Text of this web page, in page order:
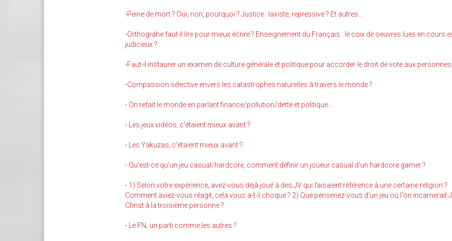
-Peine de mort ? Oui, non, pourquoi ? Justice : laxiste, repressive ? Et autres...
-Orthograhe faut-il lire pour mieux écrire ? Enseignement du Français : le coix de oeuvres lues en cours
judicieux ?
-Faut-il instaurer un examen de culture générale et politique pour accorder le droit de vote aux personnes
-Compassion sélective envers les catastrophes naturelles à travers le monde ?
- On refait le monde en parlant finance/pollution/dette et politique...
- Les jeux vidéos, c'étaient mieux avant ?
- Les Yakuzas, c'étaient mieux avant ?
- Qu'est-ce qu'un jeu casual/hardcore, comment définir un joueur casual d'un hardcore gamer ?
- 1) Selon votre expérience, avez-vous déjà joué à des JV qui faisaient référence à une certaine religion ?
Comment aviez-vous réagit, cela vous a-t-il choqué ? 2) Que penseriez-vous d'un jeu où l'on incarnerait
Christ à la troisième personne ?
- Le FN, un parti comme les autres ?